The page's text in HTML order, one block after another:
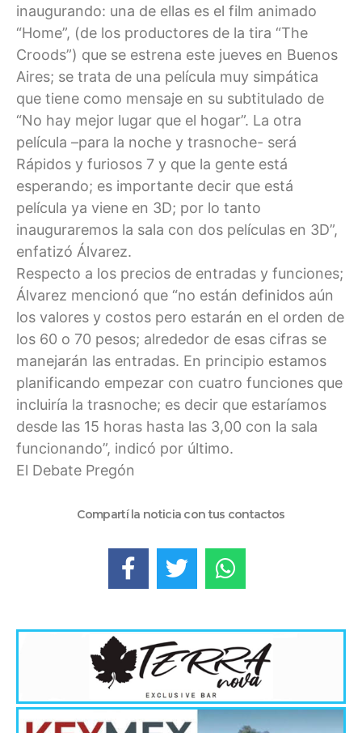
inaugurando: una de ellas es el film animado
“Home”, (de los productores de la tira “The
Croods”) que se estrena este jueves en Buenos
Aires; se trata de una película muy simpática
que tiene como mensaje en su subtitulado de
“No hay mejor lugar que el hogar”. La otra
película –para la noche y trasnoche- será
Rápidos y furiosos 7 y que la gente está
esperando; es importante decir que está
película ya viene en 3D; por lo tanto
inauguraremos la sala con dos películas en 3D”,
enfatizó Álvarez.
Respecto a los precios de entradas y funciones;
Álvarez mencionó que “no están definidos aún
los valores y costos pero estarán en el orden de
los 60 o 70 pesos; alrededor de esas cifras se
manejarán las entradas. En principio estamos
planificando empezar con cuatro funciones que
incluiría la trasnoche; es decir que estaríamos
desde las 15 horas hasta las 3,00 con la sala
funcionando”, indicó por último.
El Debate Pregón
Compartí la noticia con tus contactos